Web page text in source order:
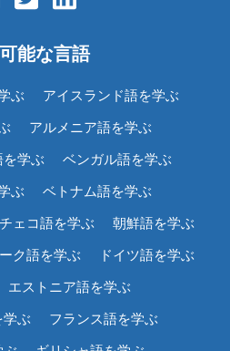
能な言語
ぶ アイスランド語を学ぶ
アルメニア語を学ぶ
学ぶ ベンガル語を学ぶ
ぶ ベトナム語を学ぶ
チェコ語を学ぶ 朝鮮語を学ぶ
ク語を学ぶ ドイツ語を学ぶ
エストニア語を学ぶ
学ぶ フランス語を学ぶ